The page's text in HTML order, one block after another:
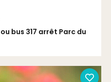
bus 317 arrêt Parc du
puis bus